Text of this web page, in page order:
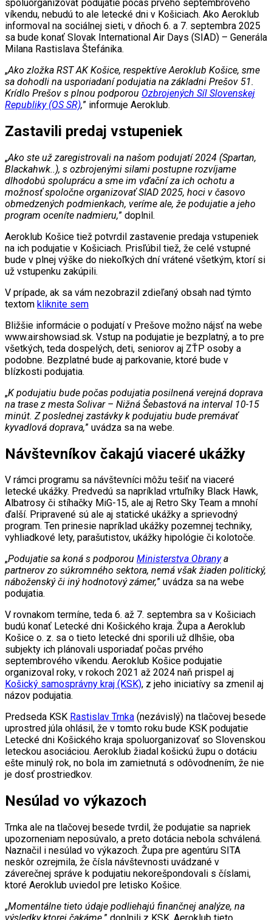
spoluorganizovať podujatie počas prvého septembrového
víkendu, nebudú to ale letecké dni v Košiciach. Ako Aeroklub
informoval na sociálnej sieti, v dňoch 6. a 7. septembra 2025
sa bude konať Slovak International Air Days (SIAD) – Generála
Milana Rastislava Štefánika.
„Ako zložka RST AK Košice, respektíve Aeroklub Košice, sme
sa dohodli na usporiadaní podujatia na základni Prešov 51.
Krídlo Prešov s plnou podporou Ozbrojených Síl Slovenskej
Republiky (OS SR),” informuje Aeroklub.
Zastavili predaj vstupeniek
„Ako ste už zaregistrovali na našom podujatí 2024 (Spartan,
Blackahwk..), s ozbrojenými silami postupne rozvíjame
dlhodobú spoluprácu a sme im vďační za ich ochotu a
možnosť spoločne organizovať SIAD 2025, hoci v časovo
obmedzených podmienkach, veríme ale, že podujatie a jeho
program oceníte nadmieru,” doplnil.
Aeroklub Košice tiež potvrdil zastavenie predaja vstupeniek
na ich podujatie v Košiciach. Prisľúbil tiež, že celé vstupné
bude v plnej výške do niekoľkých dní vrátené všetkým, ktorí si
už vstupenku zakúpili.
V prípade, ak sa vám nezobrazil zdieľaný obsah nad týmto
textom kliknite sem
Bližšie informácie o podujatí v Prešove možno nájsť na webe
www.airshowsiad.sk. Vstup na podujatie je bezplatný, a to pre
všetkých, teda dospelých, deti, seniorov aj ZŤP osoby a
podobne. Bezplatné bude aj parkovanie, ktoré bude v
blízkosti podujatia.
„K podujatiu bude počas podujatia posilnená verejná doprava
na trase z mesta Solivar – Nižná Šebastová na interval 10-15
minút. Z poslednej zastávky k podujatiu bude premávať
kyvadlová doprava,” uvádza sa na webe.
Návštevníkov čakajú viaceré ukážky
V rámci programu sa návštevníci môžu tešiť na viaceré
letecké ukážky. Predvedú sa napríklad vrtuľníky Black Hawk,
Albatrosy či stíhačky MiG-15, ale aj Retro Sky Team a mnohí
ďalší. Pripravené sú ale aj statické ukážky a sprievodný
program. Ten prinesie napríklad ukážky pozemnej techniky,
vyhliadkové lety, parašutistov, ukážky hipológie či kolotoče.
„Podujatie sa koná s podporou Ministerstva Obranya
partnerov zo súkromného sektora, nemá však žiaden politický,
náboženský či iný hodnotový zámer,” uvádza sa na webe
podujatia.
V rovnakom termíne, teda 6. až 7. septembra sa v Košiciach
budú konať Letecké dni Košického kraja. Župa a Aeroklub
Košice o. z. sa o tieto letecké dni sporili už dlhšie, oba
subjekty ich plánovali usporiadať počas prvého
septembrového víkendu. Aeroklub Košice podujatie
organizoval roky, v rokoch 2021 až 2024 naň prispel aj
Košický samosprávny kraj (KSK), z jeho iniciatívy sa zmenil aj
názov podujatia.
Predseda KSK Rastislav Trnka (nezávislý) na tlačovej besede
uprostred júla ohlásil, že v tomto roku bude KSK podujatie
Letecké dni Košického kraja spoluorganizovať so Slovenskou
leteckou asociáciou. Aeroklub žiadal košickú župu o dotáciu
ešte minulý rok, no bola im zamietnutá s odôvodnením, že nie
je dosť prostriedkov.
Nesúlad vo výkazoch
Trnka ale na tlačovej besede tvrdil, že podujatie sa napriek
upozorneniam neposúvalo, a preto dotácia nebola schválená.
Naznačil i nesúlad vo výkazoch. Župa pre agentúru SITA
neskôr ozrejmila, že čísla návštevnosti uvádzané v
záverečnej správe k podujatiu nekorešpondovali s číslami,
ktoré Aeroklub uviedol pre letisko Košice.
„Momentálne tieto údaje podliehajú finančnej analýze, na